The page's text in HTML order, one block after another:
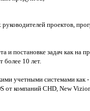
проектов,
постановке задач как на
более 10 лет.
учетными системами как
от компаний CHD, New